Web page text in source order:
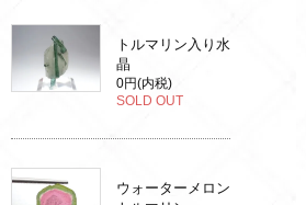
トルマリン入り水
晶
0円(内税)
SOLD OUT
ウォーターメロン